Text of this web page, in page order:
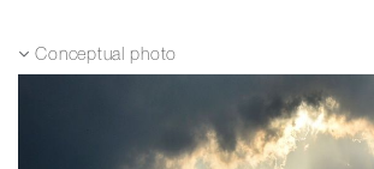
Conceptual photo